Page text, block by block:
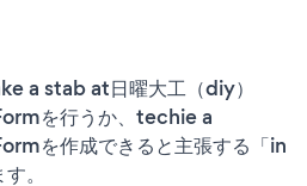
a stab at日曜大工（diy）
を行うか、techie a
を作成できると主張する「in
。